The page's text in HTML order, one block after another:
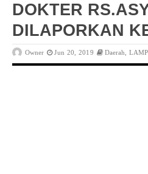
DOKTER
DILAPORKAN
Owner Jun 20, 2019 Daerah